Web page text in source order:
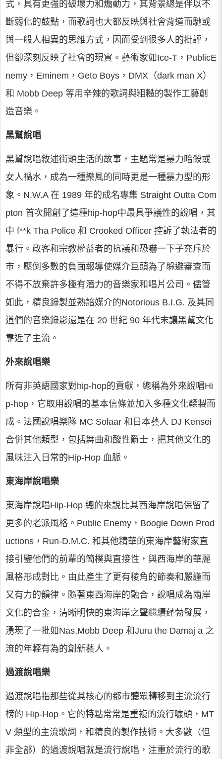
式，具有更強的破壞力和煽動力，其背景總是伴以不
斷弱化的鼓點，而歌詞也大都反映與社會背道而馳或
與一般人相異的思維方式，因而受到很多人的批評，
但卻深刻反映了社會的現實。藝術家如Ice-T，PublicE
nemy，Eminem，Geto Boys，DMX（dark man X）
和 Mobb Deep 等用辛辣的歌詞與粗糙的製作工藝創
造音樂。
黑幫說唱
黑幫說唱敘述街頭生活的故事，主題常是暴力暗殺或
女人禍水，成為一種樂風的同時更是一種暴力型的形
象。N.W.A 在 1989 年的成名專集 Straight Outta Com
pton 首次開創了這種hip-hop中最具爭議性的說唱，其
中 f**k Tha Police 和 Crooked Officer 控訴了執法者的
暴行。政客和宗教權益者的抗議和恐嚇一下子充斥於
市，壓倒多數的負面報導使媒介巨頭為了躲避審查而
不得不放棄許多極有潛力的音樂家和唱片公司。儘管
如此，精良錄製並熟諳媒介的Notorious B.I.G. 及其同
道們的音樂錄影還是在 20 世紀 90 年代末讓黑幫文化
靠近了主流。
外來說唱樂
所有非英語國家對hip-hop的貢獻，總稱為外來說唱Hi
p-hop，它取用說唱的基本信條並加入多種文化鞣製而
成。法國說唱樂隊 MC Solaar 和日本藝人 DJ Kensei
合併其他類型，包括舞曲和酸性爵士，把其他文化的
風味注入日常的Hip-Hop 血脈。
東海岸說唱樂
東海岸說唱Hip-Hop 總的來說比其西海岸說唱保留了
更多的老派風格。Public Enemy，Boogie Down Prod
uctions，Run-D.M.C. 和其他精華的東海岸藝術家直
接引鑒他們的前輩的簡樸與直接性，與西海岸的華麗
風格形成對比。由此產生了更有稜角的節奏和嚴謹而
又有力的韻律。隨著東西海岸的融合，說唱成為兩岸
文化的合金，清晰明快的東海岸之聲繼續蓬勃發展，
湧現了一批如Nas,Mobb Deep 和Juru the Damaj a 之
流的年輕有為的創新藝人。
過渡說唱樂
過渡說唱指那些從其核心的都市聽眾轉移到主流流行
榜的 Hip-Hop。它的特點常常是重複的流行噱頭，MT
V 類型的主流歌詞，和精良的製作技術。大多數（但
非全部）的過渡說唱就是流行說唱，注重於流行的歌